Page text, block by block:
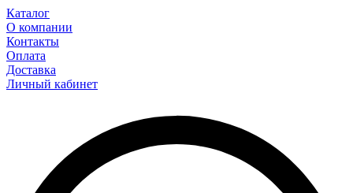
Каталог
О компании
Контакты
Оплата
Доставка
Личный кабинет